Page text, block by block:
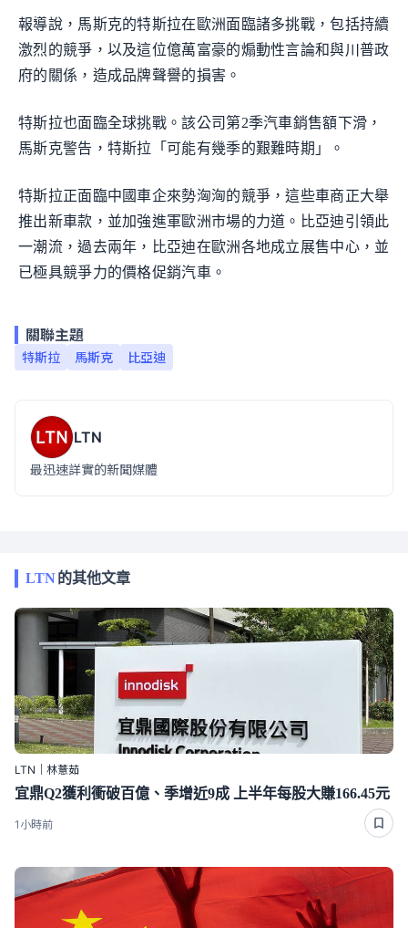
報導說，馬斯克的特斯拉在歐洲面臨諸多挑戰，包括持續
激烈的競爭，以及這位億萬富豪的煽動性言論和與川普政
府的關係，造成品牌聲譽的損害。
特斯拉也面臨全球挑戰。該公司第2季汽車銷售額下滑，
馬斯克警告，特斯拉「可能有幾季的艱難時期」。
特斯拉正面臨中國車企來勢洶洶的競爭，這些車商正大舉
推出新車款，並加強進軍歐洲市場的力道。比亞迪引領此
一潮流，過去兩年，比亞迪在歐洲各地成立展售中心，並
已極具競爭力的價格促銷汽車。
關聯主題
特斯拉 馬斯克 比亞迪
LTN
最迅速詳實的新聞媒體
LTN的其他文章
LTN｜林薏茹
宜鼎Q2獲利衝破百億、季增近9成 上半年每股大賺166.45元
1小時前